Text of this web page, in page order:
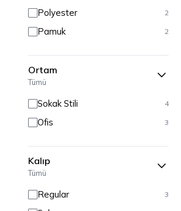
Polyester 2
Pamuk 2
Ortam
Tümü
Sokak Stili 4
Ofis 3
Kalıp
Tümü
Regular 3